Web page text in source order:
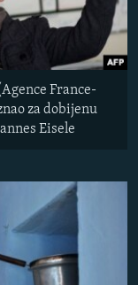
France-
za dobijenu
Eisele